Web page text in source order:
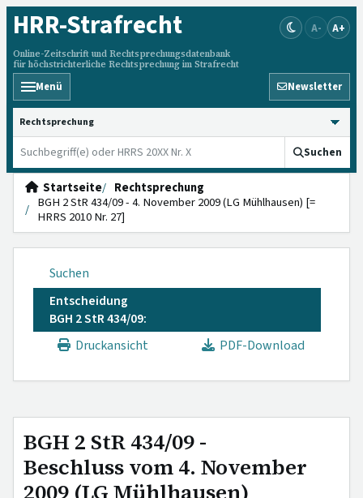
HRR-Strafrecht
Online-Zeitschrift und Rechtsprechungsdatenbank
für höchstrichterliche Rechtsprechung im Strafrecht
A- A+
Menü Newsletter
HRRS durchsuchen
Suchen
Startseite
Rechtsprechung
BGH 2 StR 434/09 - 4. November 2009 (LG Mühlhausen) [=
HRRS 2010 Nr. 27]
Suchen
Entscheidung
BGH 2 StR 434/09:
Druckansicht
PDF-Download
BGH 2 StR 434/09 -
Beschluss vom 4. November